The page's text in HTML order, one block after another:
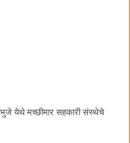
येथे मच्छीमार सहकारी संस्थेचे